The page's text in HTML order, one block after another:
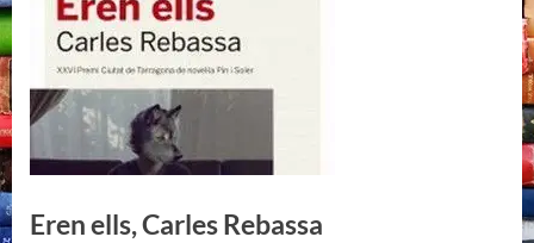
Eren ells, Carles Rebassa